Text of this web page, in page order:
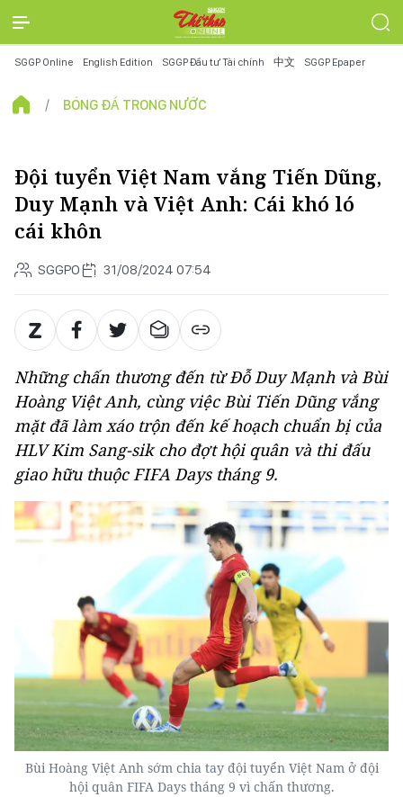
SGGP Online English Edition SGGP Đầu tư Tài chính 中文 SGGP Epaper
BÓNG ĐÁ TRONG NƯỚC
Đội tuyển Việt Nam vắng Tiến Dũng,
Duy Mạnh và Việt Anh: Cái khó ló
cái khôn
SGGPO 31/08/2024 07:54
Những chấn thương đến từ Đỗ Duy Mạnh và Bùi
Hoàng Việt Anh, cùng việc Bùi Tiến Dũng vắng
mặt đã làm xáo trộn đến kế hoạch chuẩn bị của
HLV Kim Sang-sik cho đợt hội quân và thi đấu
giao hữu thuộc FIFA Days tháng 9.
Bùi Hoàng Việt Anh sớm chia tay đội tuyển Việt Nam ở đội
hội quân FIFA Days tháng 9 vì chấn thương.